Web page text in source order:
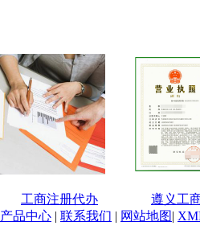
工商注册代办 遵义工
产品中心 | 联系我们 | 网站地图|